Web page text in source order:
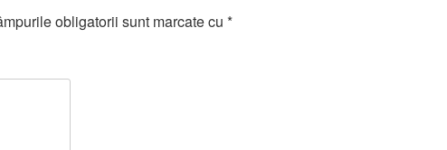
obligatorii sunt marcate cu *